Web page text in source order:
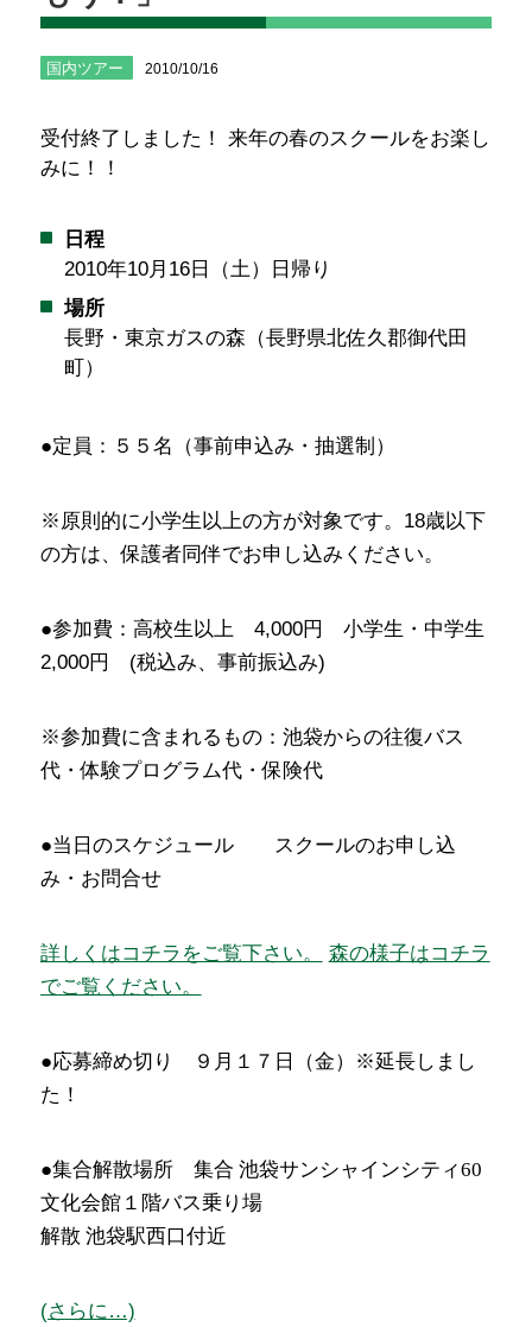
国内ツアー 2010/10/16
受付終了しました！ 来年の春のスクールをお楽し
みに！！
日程
2010年10月16日（土）日帰り
場所
長野・東京ガスの森（長野県北佐久郡御代田
町）
●定員：５５名（事前申込み・抽選制）
※原則的に小学生以上の方が対象です。18歳以下
の方は、保護者同伴でお申し込みください。
●参加費：高校生以上 4,000円 小学生・中学生
2,000円 (税込み、事前振込み)
※参加費に含まれるもの：池袋からの往復バス
代・体験プログラム代・保険代
●当日のスケジュール スクールのお申し込
み・お問合せ
詳しくはコチラをご覧下さい。
森の様子はコチラ
でご覧ください。
●応募締め切り ９月１７日（金）※延長しまし
た！
●集合解散場所 集合 池袋サンシャインシティ60
文化会館１階バス乗り場
解散 池袋駅西口付近
(さらに…)